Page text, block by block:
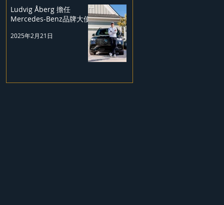
Ludvig Åberg 擔任
Mercedes-Benz品牌大使
2025年2月21日